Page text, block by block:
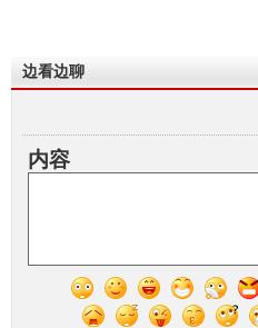
边看边聊
内容